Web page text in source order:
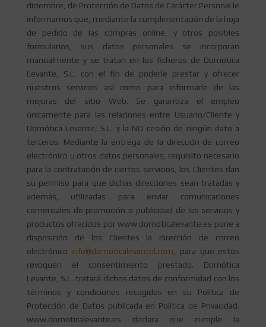
diciembre, de Protección de Datos de Carácter Personal le
informamos que, mediante la cumplimentación de la hoja
de pedido de las compras online, y otros posibles
formularios, sus datos personales se incorporan
manualmente y se tratan en los ficheros de Domótica
Levante, S.L. con el fin de poderle prestar y ofrecer
nuestros servicios así como para informarle de las
mejoras del sitio Web. Se garantiza el empleo
únicamente para las relaciones entre Usuario/Cliente y
Domótica Levante, S.L. y la NO cesión de ningún dato a
terceros. Mediante la entrega de la dirección de correo
electrónico u otros datos personales, requisito necesario
para la contratación de ciertos servicios, los Clientes dan
su permiso para que dichas direcciones sean tratadas y
además, utilizadas para enviar comunicaciones
comerciales de promoción o publicidad de los servicios y
productos ofrecidos por www.domoticalevante.es pone a
disposición de los Clientes la dirección de correo
electrónico info@domoticalevantel.com , para que estos
revoquen el consentimiento prestado. Domótica
Levante, S.L. tratará dichos datos de conformidad con los
términos y condiciones recogidos en su Política de
Protección de Datos publicada en Política de Privacidad.
www.domoticalevante.es declara que cumple la